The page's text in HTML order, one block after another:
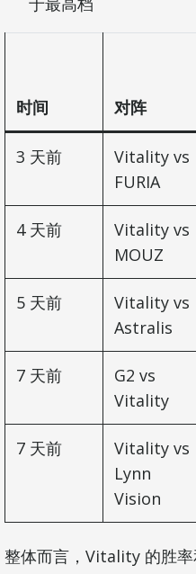
时间 对阵
3 天前
Vitality vs
FURIA
4 天前
Vitality vs
MOUZ
5 天前
Vitality vs
Astralis
7 天前
G2 vs
Vitality
7 天前
Vitality vs
Lynn
Vision
整体而言，Vitality 的胜